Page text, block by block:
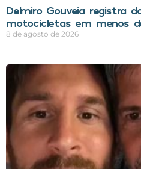
Delmiro Gouveia registra
motocicletas em menos
8 de agosto de 2026